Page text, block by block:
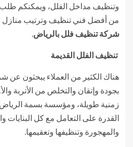
وتنظيف مداخل الفلل، ويمكنكم طلب
من أفضل فني تنظيف وترتيب منازل
شركة تنظيف فلل بالرياض
تنظيف الفلل القديمة
هناك الكثير من العملاء يبحثون عن
بجودة وإتقان والتخلص من الأتربة
زمنية طويلة، ومؤسسة بسمة الرياض
القدرة على التعامل مع كل البنايات
والمهجورة وتنظيفها وتعقيمها.